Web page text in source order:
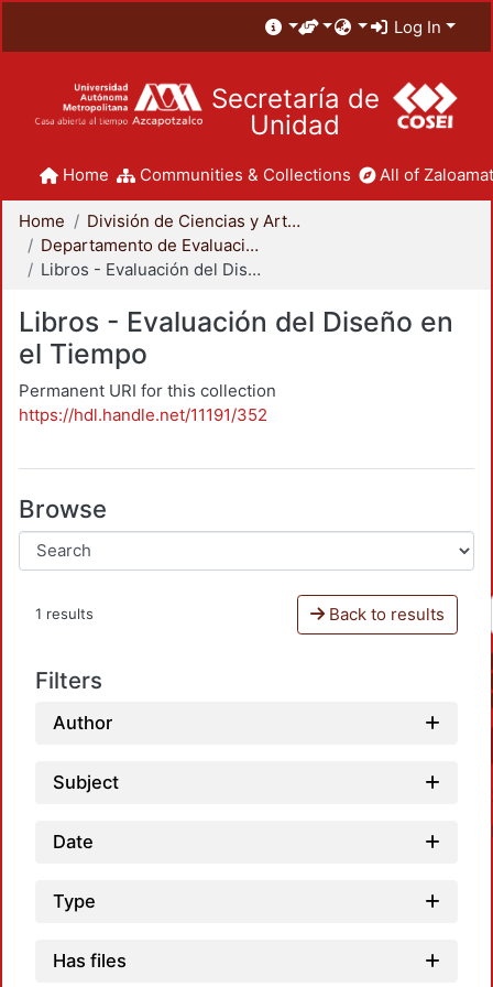
Log In
Secretaría de
Unidad
Home Communities & Collections All of
Home
División de Ciencias y Artes para el Diseño
Departamento de Evaluación del Diseño en el Tiempo
Libros - Evaluación del Diseño en el Tiempo
Libros - Evaluación del Diseño en
el Tiempo
Permanent URI for this collection
https://hdl.handle.net/11191/352
Browse
1 results Back to results
Filters
Author
Subject
Date
Type
Has files